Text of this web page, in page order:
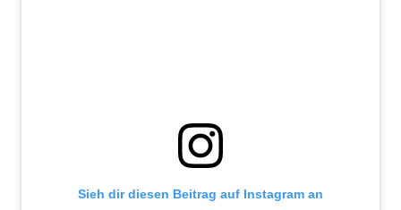
Sieh dir diesen Beitrag auf Instagram an